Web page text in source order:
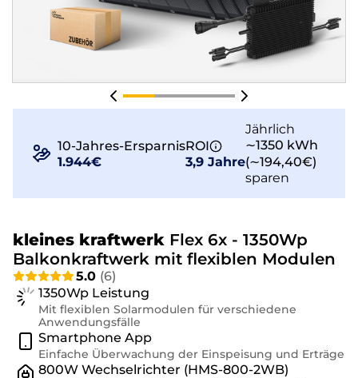
10-Jahres-Ersparnis
1.944€
ROI
3,9 Jahre
Jährlich
∼1350 kWh
(∼194,40€)
sparen
kleines kraftwerk Flex 6x - 1350Wp
Balkonkraftwerk mit flexiblen Modulen
5.0 (6)
1350Wp Leistung
Mit flexiblen Solarmodulen für verschiedene
Anwendungsfälle
Smartphone App
Einfache Überwachung der Einspeisung und Erträge
800W Wechselrichter (HMS-800-2WB)